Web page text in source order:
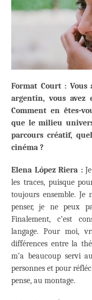
Format Court :
argentin, vous avez
Comment en êtes-
que le milieu
parcours créatif,
cinéma ?
Elena López Riera :
les traces, puisque
toujours ensemble.
penser, je ne peux
Finalement, c’est
langage. Pour moi,
différences entre la
m’a beaucoup servi
personnes et pour
pense, au montage.